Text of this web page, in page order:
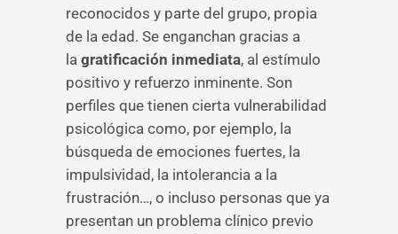
reconocidos y parte del grupo, propia
de la edad. Se enganchan gracias a
la gratificación inmediata, al estímulo
positivo y refuerzo inminente. Son
perfiles que tienen cierta vulnerabilidad
psicológica como, por ejemplo, la
búsqueda de emociones fuertes, la
impulsividad, la intolerancia a la
frustración…, o incluso personas que ya
presentan un problema clínico previo